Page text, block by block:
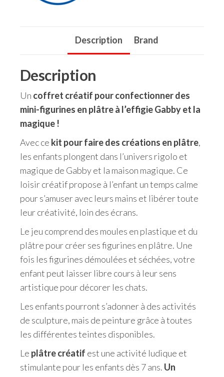
Description Brand
Description
Un coffret créatif pour confectionner des
mini-figurines en plâtre à l’effigie Gabby et la
magique !
Avec ce kit pour faire des créations en plâtre,
les enfants plongent dans l’univers rigolo et
magique de Gabby et la maison magique. Ce
loisir créatif propose à l’enfant un temps calme
pour s’amuser avec leurs mains et libérer toute
leur créativité, loin des écrans.
Le jeu comprend des moules en plastique et du
plâtre pour créer ses figurines en plâtre. Une
fois les figurines démoulées et séchées, votre
enfant peut laisser libre cours à leur sens
artistique pour décorer les chats.
Les enfants pourront s’adonner à des activités
de sculpture, mais de peinture grâce à toutes
les différentes teintes disponibles.
Le plâtre créatif est une activité ludique et
stimulante pour les enfants dès 7 ans. Un